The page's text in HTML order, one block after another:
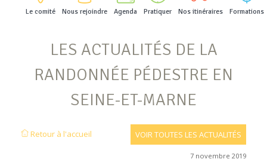
Le comité Nous rejoindre Agenda Pratiquer Nos itinéraires Formations
LES ACTUALITÉS DE LA
RANDONNÉE PÉDESTRE EN
SEINE-ET-MARNE
Retour à l'accueil VOIR TOUTES LES ACTUALITÉS
7 novembre 2019